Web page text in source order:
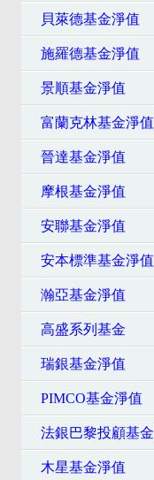
貝萊德基金淨值
施羅德基金淨值
景順基金淨值
富蘭克林基金淨值
晉達基金淨值
摩根基金淨值
安聯基金淨值
安本標準基金淨值
瀚亞基金淨值
高盛系列基金
瑞銀基金淨值
PIMCO基金淨值
法銀巴黎投顧基金
木星基金淨值